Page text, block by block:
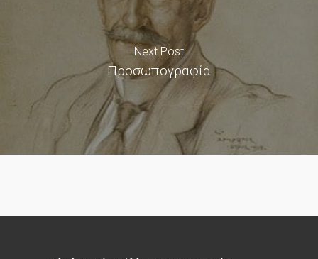
Next Post
Προσωπογραφία